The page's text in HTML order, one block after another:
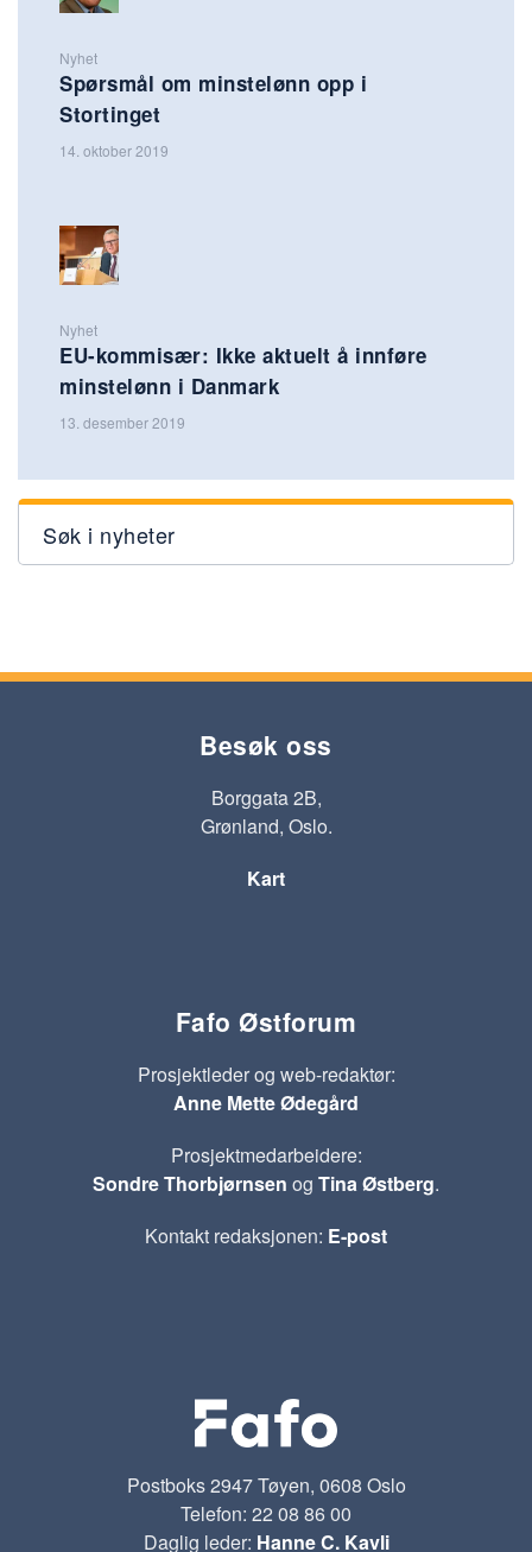
Nyhet
Spørsmål om minstelønn opp i
Stortinget
14. oktober 2019
Nyhet
EU-kommisær: Ikke aktuelt å innføre
minstelønn i Danmark
13. desember 2019
Søk i nyheter
Besøk oss
Borggata 2B,
Grønland, Oslo.
Kart
Fafo Østforum
Prosjektleder og web-redaktør:
Anne Mette Ødegård
Prosjektmedarbeidere:
Sondre Thorbjørnsen og Tina Østberg.
Kontakt redaksjonen: E-post
Postboks 2947 Tøyen, 0608 Oslo
Telefon: 22 08 86 00
Daglig leder: Hanne C. Kavli